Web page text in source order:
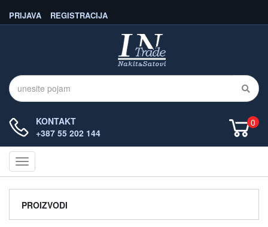
REGISTRACIJA
PRIJAVA
KONTAKT
+387 55 202 144
0
Navigacija
PROIZVODI